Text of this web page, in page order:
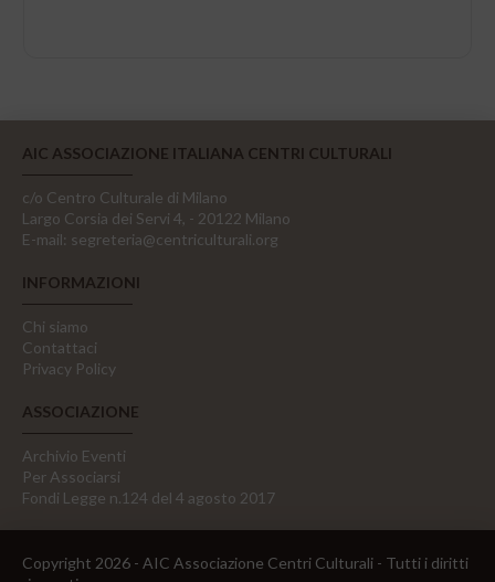
AIC ASSOCIAZIONE ITALIANA CENTRI CULTURALI
c/o Centro Culturale di Milano
Largo Corsia dei Servi 4, - 20122 Milano
E-mail: segreteria@centriculturali.org
INFORMAZIONI
Chi siamo
Contattaci
Privacy Policy
ASSOCIAZIONE
Archivio Eventi
Per Associarsi
Fondi Legge n.124 del 4 agosto 2017
Copyright 2026 - AIC Associazione Centri Culturali - Tutti i diritti